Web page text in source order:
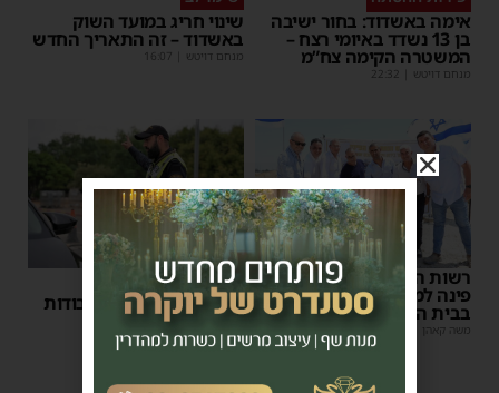
אימה באשדוד: בחור ישיבה
בן 13 נשדד באיומי רצח –
המשטרה הקימה צח”מ
מנחם דויטש 22:32
שינוי חריג במועד השוק
באשדוד – זה התאריך החדש
מנחם דויטש 16:07
רשות המסים הניחה אבן
פינה למתקן הבידוק החדש
בבית המכס אשדוד
משה קאהן
הודעה לנהגים
אלפי נהגים יושפעו: עבודות
לילה סמוך לאשדוד
מנחם דויטש |
11:10